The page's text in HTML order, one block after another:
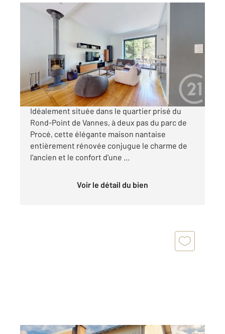
NANTES 44
120,14 m
Ref : 40368
Maison à vendre
636 000 €
NANTES : Rond Point de Vannes - Procé.
Idéalement située dans le quartier prisé du
Rond-Point de Vannes, à deux pas du parc de
Procé, cette élégante maison nantaise
entièrement rénovée conjugue le charme de
l'ancien et le confort d'une ...
Voir le détail du bien